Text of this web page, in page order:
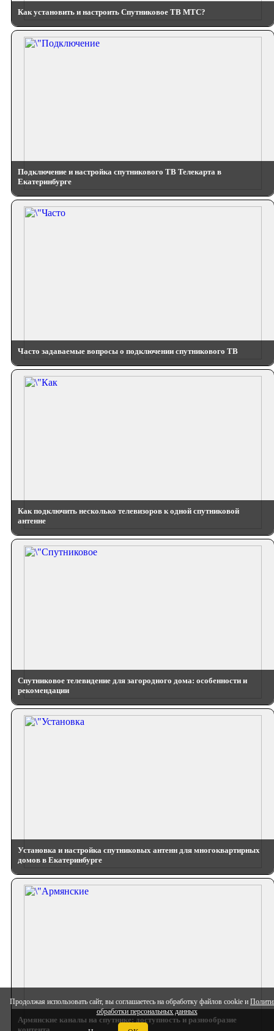
Продолжая использовать сайт, вы соглашаетесь на обработку файлов cookie и
обработки персональных данных
Как установить и настроить Спутниковое ТВ МТС?
Подключение и настройка спутникового ТВ Телекарта в
Екатеринбурге
Часто задаваемые вопросы о подключении спутникового ТВ
Как подключить несколько телевизоров к одной спутниковой
антенне
Спутниковое телевидение для загородного дома: особенности и
рекомендации
Установка и настройка спутниковых антенн для многоквартирных
домов в Екатеринбурге
Армянские каналы на спутнике: доступность и разнообразие